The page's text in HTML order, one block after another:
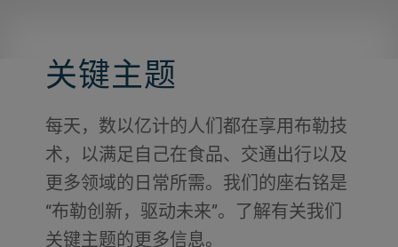
关键主题
每天，数以亿计的人们都在享用布勒技
术，以满足自己在食品、交通出行以及
更多领域的日常所需。我们的座右铭是
“布勒创新，驱动未来”。了解有关我们
关键主题的更多信息。